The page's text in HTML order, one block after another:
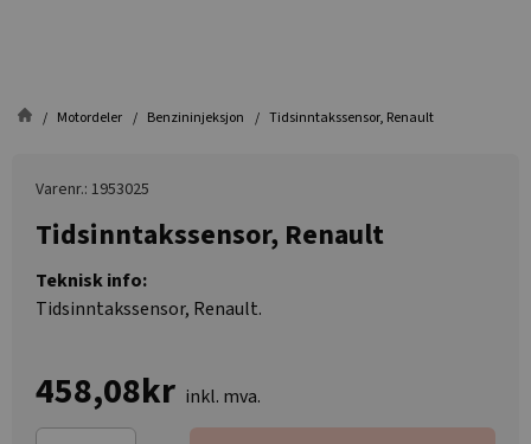
Motordeler Benzininjeksjon Tidsinntakssensor, Renault
Varenr.: 1953025
Tidsinntakssensor, Renault
Teknisk info:
Tidsinntakssensor, Renault.
458,08kr inkl. mva.